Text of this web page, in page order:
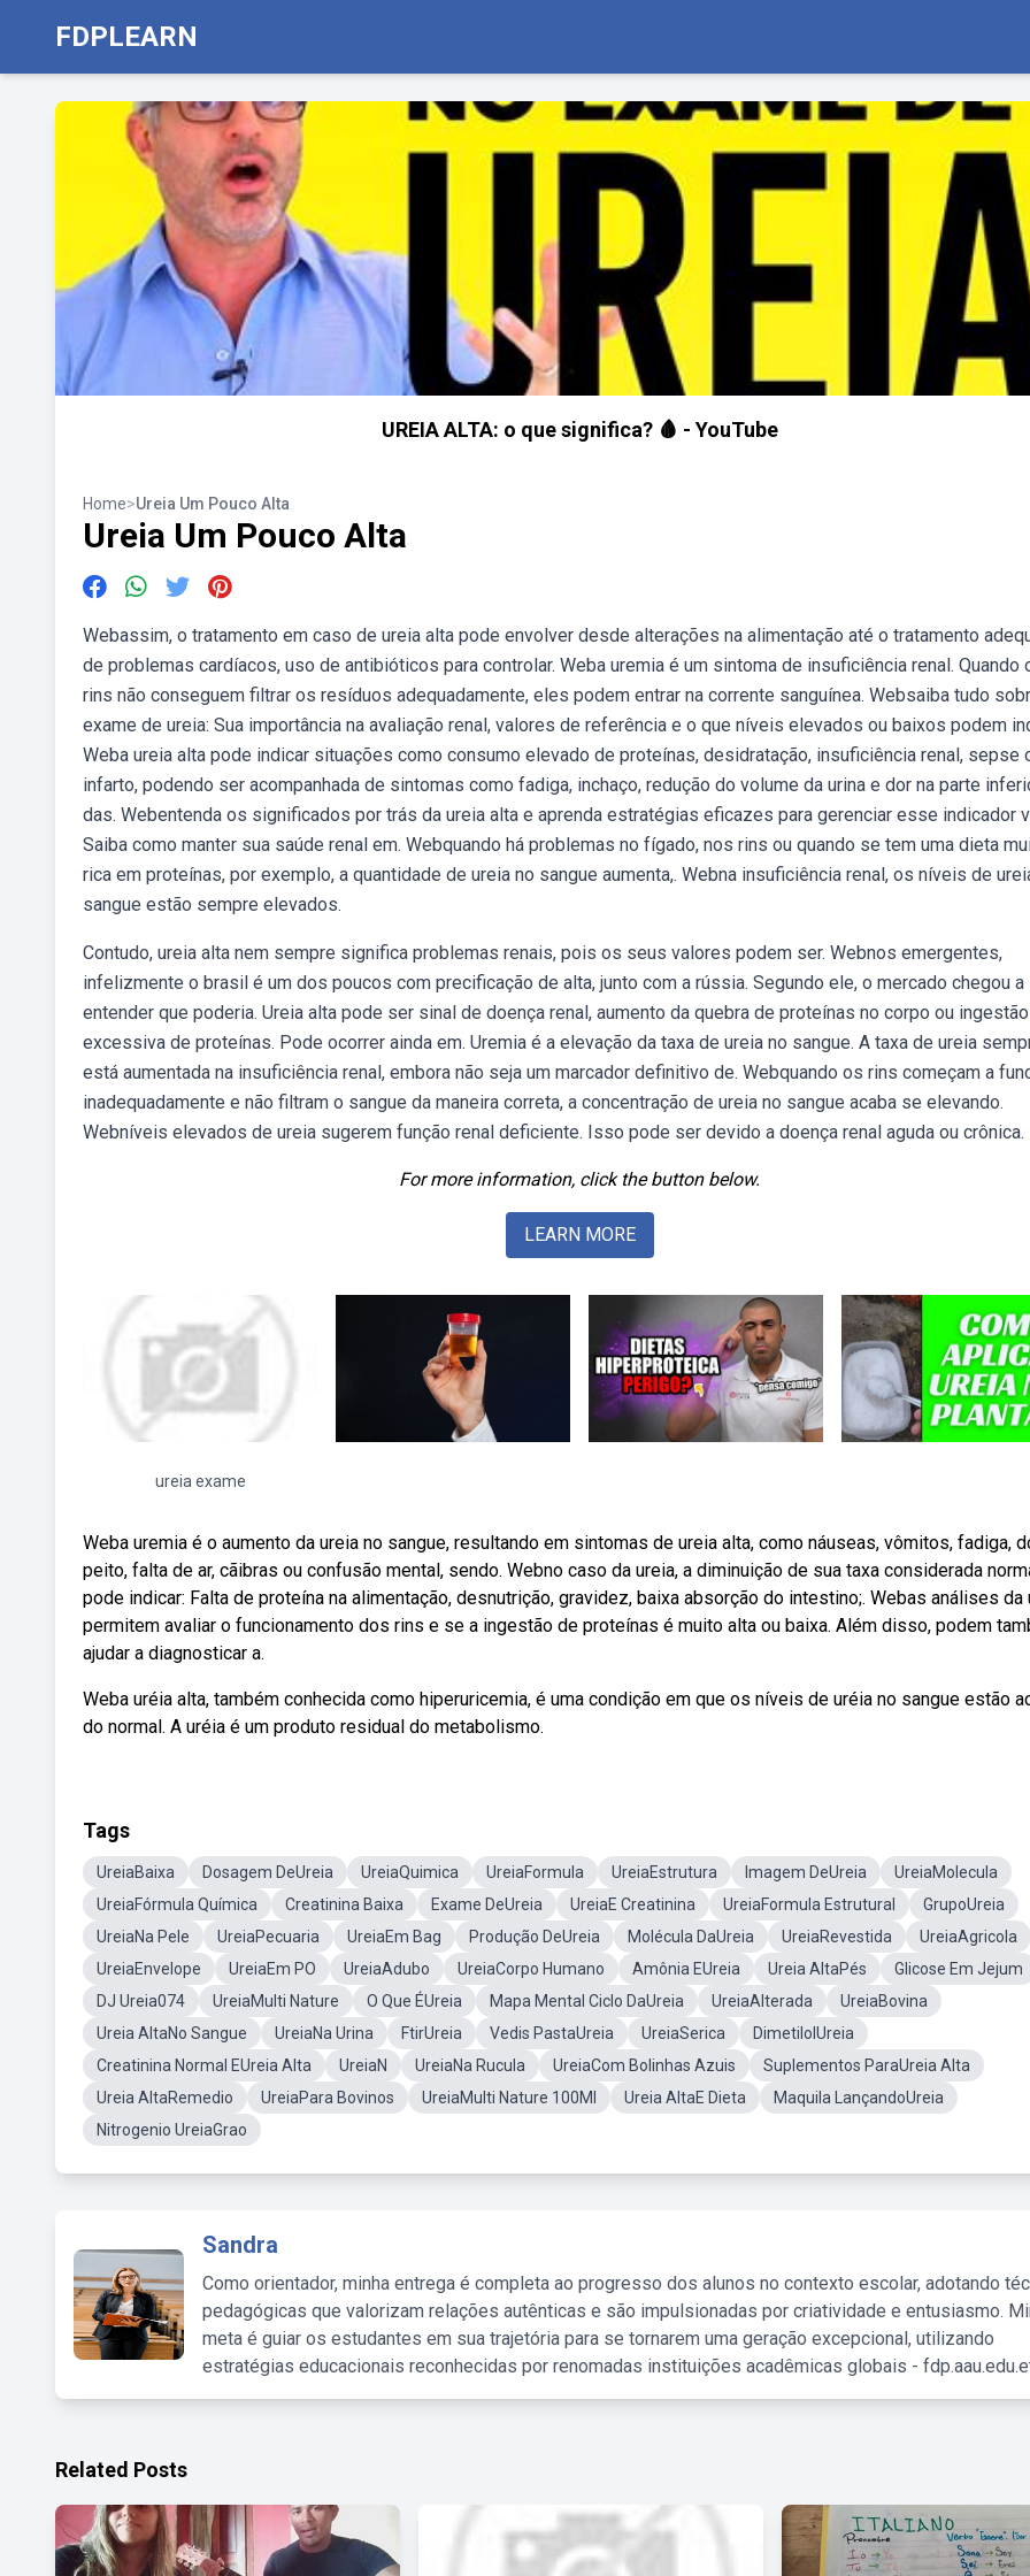
FDPLEARN
UREIA ALTA: o que significa? 🩸 - YouTube
Home>Ureia Um Pouco Alta
Ureia Um Pouco Alta
Webassim, o tratamento em caso de ureia alta pode envolver desde alterações na alimentação até o tratamento
de problemas cardíacos, uso de antibióticos para controlar. Weba uremia é um sintoma de insuficiência renal. Quando
rins não conseguem filtrar os resíduos adequadamente, eles podem entrar na corrente sanguínea. Websaiba tudo
exame de ureia: Sua importância na avaliação renal, valores de referência e o que níveis elevados ou baixos podem
Weba ureia alta pode indicar situações como consumo elevado de proteínas, desidratação, insuficiência renal, sepse
infarto, podendo ser acompanhada de sintomas como fadiga, inchaço, redução do volume da urina e dor na parte
das. Webentenda os significados por trás da ureia alta e aprenda estratégias eficazes para gerenciar esse indicador
Saiba como manter sua saúde renal em. Webquando há problemas no fígado, nos rins ou quando se tem uma dieta
rica em proteínas, por exemplo, a quantidade de ureia no sangue aumenta,. Webna insuficiência renal, os níveis de
sangue estão sempre elevados.
Contudo, ureia alta nem sempre significa problemas renais, pois os seus valores podem ser. Webnos emergentes,
infelizmente o brasil é um dos poucos com precificação de alta, junto com a rússia. Segundo ele, o mercado chegou a
entender que poderia. Ureia alta pode ser sinal de doença renal, aumento da quebra de proteínas no corpo ou ingestão
excessiva de proteínas. Pode ocorrer ainda em. Uremia é a elevação da taxa de ureia no sangue. A taxa de ureia
está aumentada na insuficiência renal, embora não seja um marcador definitivo de. Webquando os rins começam a
inadequadamente e não filtram o sangue da maneira correta, a concentração de ureia no sangue acaba se elevando.
Webníveis elevados de ureia sugerem função renal deficiente. Isso pode ser devido a doença renal aguda ou crônica.
For more information, click the button below.
LEARN MORE
ureia exame
Weba uremia é o aumento da ureia no sangue, resultando em sintomas de ureia alta, como náuseas, vômitos, fadiga,
peito, falta de ar, cãibras ou confusão mental, sendo. Webno caso da ureia, a diminuição de sua taxa considerada
pode indicar: Falta de proteína na alimentação, desnutrição, gravidez, baixa absorção do intestino;. Webas análises da
permitem avaliar o funcionamento dos rins e se a ingestão de proteínas é muito alta ou baixa. Além disso, podem
ajudar a diagnosticar a.
Weba uréia alta, também conhecida como hiperuricemia, é uma condição em que os níveis de uréia no sangue estão
do normal. A uréia é um produto residual do metabolismo.
Tags
UreiaBaixa Dosagem DeUreia UreiaQuimica UreiaFormula UreiaEstrutura Imagem DeUreia
UreiaMolecula
UreiaFórmula Química
Creatinina Baixa Exame DeUreia UreiaE Creatinina UreiaFormula Estrutural
GrupoUreia
UreiaNa Pele
UreiaPecuaria UreiaEm Bag Produção DeUreia Molécula DaUreia UreiaRevestida
UreiaAgricola
UreiaEnvelope
UreiaEm PO UreiaAdubo UreiaCorpo Humano Amônia EUreia Ureia AltaPés
Glicose Em Jejum
DJ Ureia074
UreiaMulti Nature O Que ÉUreia Mapa Mental Ciclo DaUreia UreiaAlterada
UreiaBovina
Ureia AltaNo Sangue
UreiaNa Urina FtirUreia Vedis PastaUreia UreiaSerica
DimetilolUreia
Creatinina Normal EUreia Alta
UreiaN UreiaNa Rucula UreiaCom Bolinhas Azuis
Suplementos ParaUreia Alta
Ureia AltaRemedio
UreiaPara Bovinos UreiaMulti Nature 100Ml Ureia AltaE Dieta
Maquila LançandoUreia
Nitrogenio UreiaGrao
Sandra
Como orientador, minha entrega é completa ao progresso dos alunos no contexto escolar, adotando
pedagógicas que valorizam relações autênticas e são impulsionadas por criatividade e entusiasmo.
meta é guiar os estudantes em sua trajetória para se tornarem uma geração excepcional, utilizando
estratégias educacionais reconhecidas por renomadas instituições acadêmicas globais -
Related Posts